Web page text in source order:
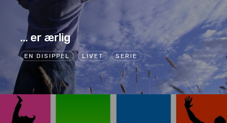
EN DISIPPEL LIVET SERIE
… er ærlig